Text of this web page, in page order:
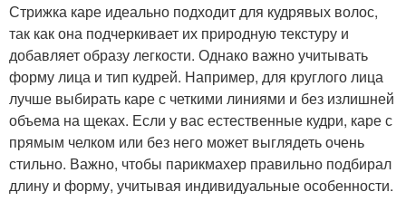
Стрижка каре идеально подходит для кудрявых волос,
так как она подчеркивает их природную текстуру и
добавляет образу легкости. Однако важно учитывать
форму лица и тип кудрей. Например, для круглого лица
лучше выбирать каре с четкими линиями и без излишней
объема на щеках. Если у вас естественные кудри, каре с
прямым челком или без него может выглядеть очень
стильно. Важно, чтобы парикмахер правильно подбирал
длину и форму, учитывая индивидуальные особенности.